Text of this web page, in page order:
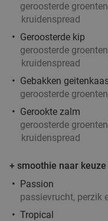
geroosterde
kruidenspread
Geroosterde kip
geroosterde
kruidenspread
Gebakken
geroosterde
Gerookte zalm
geroosterde
kruidenspread
+ smoothie naar keuze
Passion
passievrucht, perzik
Tropical